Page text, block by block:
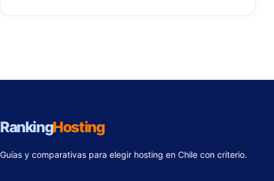
RankingHosting
Guías y comparativas para elegir hosting en Chile con criterio.